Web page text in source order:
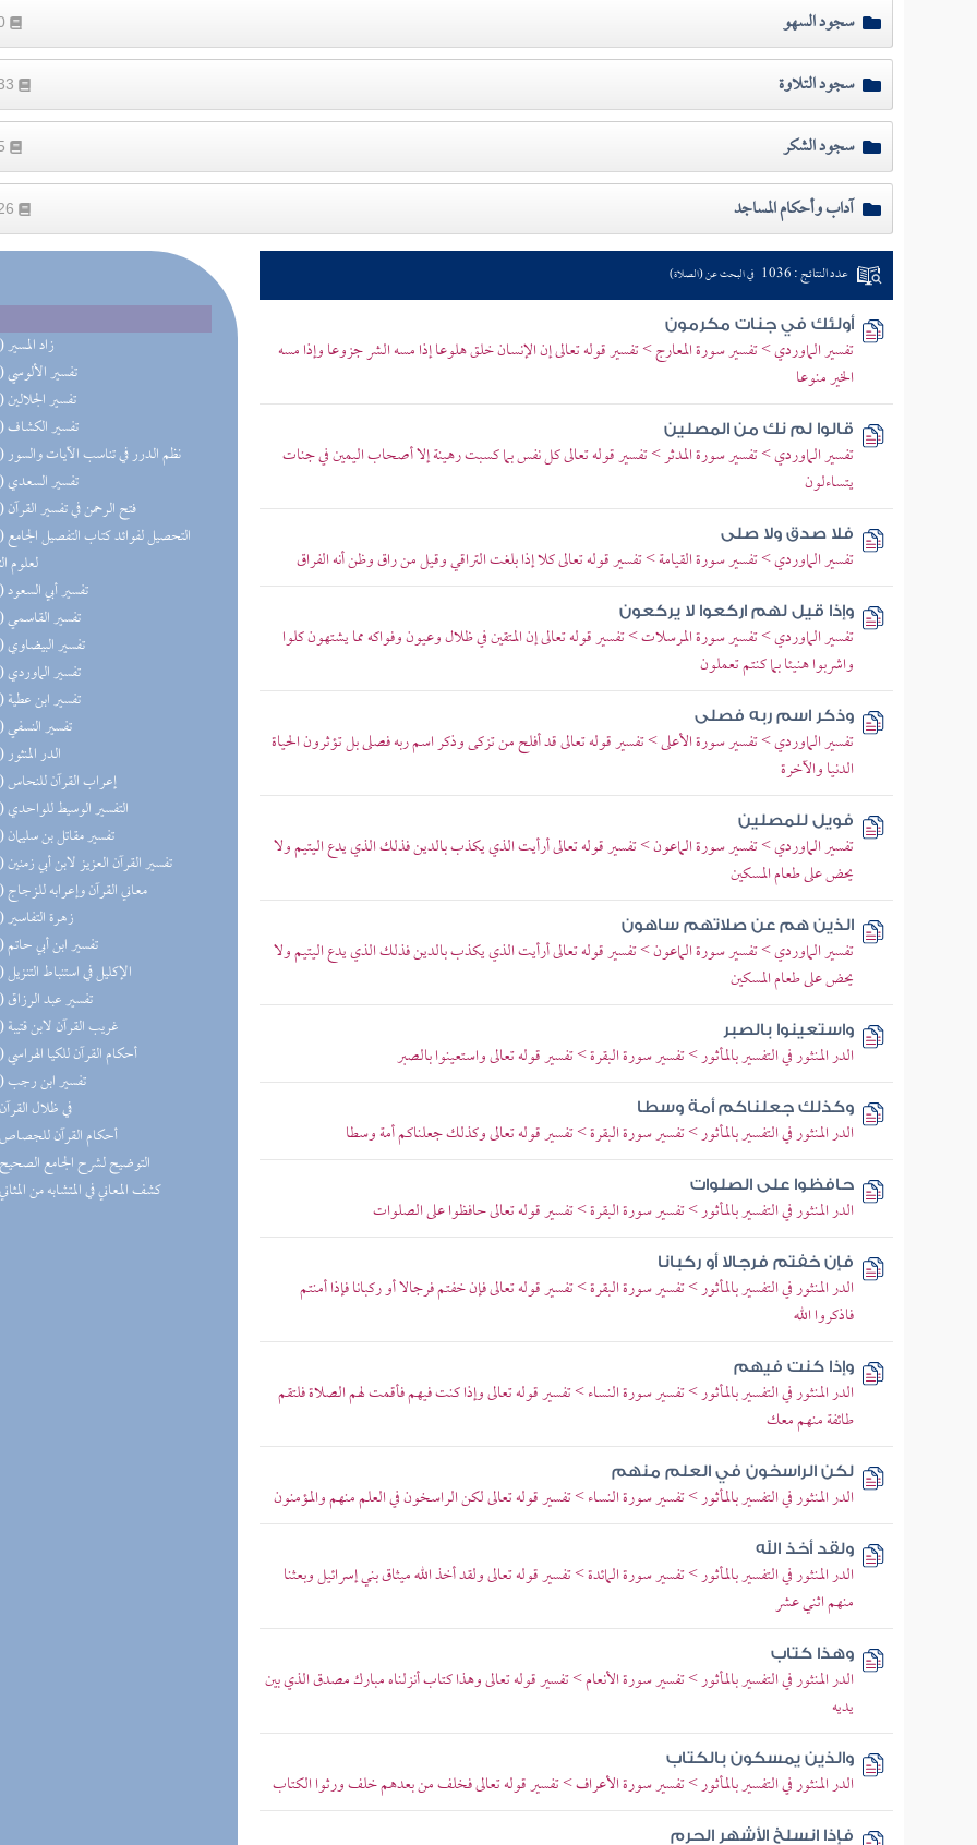
سجود السهو
سجود التلاوة
سجود الشكر
آداب وأحكام المساجد
(56) زاد المسير
(50) تفسير الألوسي
(48) تفسير الجلالين
(48) تفسير الكشاف
(47) نظم الدرر في تناسب الآيات والسور
(47) تفسير السعدي
(47) فتح الرحمن في تفسير القرآن
(47)
لعلوم
(47) تفسير أبي السعود
(47) تفسير القاسمي
(47) تفسير البيضاوي
(47) تفسير الماوردي
(47) تفسير ابن عطية
(47) تفسير النسفي
(43) الدر المنثور
(37) إعراب القرآن للنحاس
(36) التفسير الوسيط للواحدي
(36) تفسير مقاتل بن سليمان
(36) تفسير القرآن العزيز لابن أبي زمنين
(31) معاني القرآن وإعرابه للزجاج
(29) زهرة التفاسير
(19) تفسير ابن أبي حاتم
(18) الإكليل في استنباط التنزيل
(18) تفسير عبد الرزاق
(17) غريب القرآن لابن قتيبة
(14) أحكام القرآن للكيا الهراسي
(11) تفسير ابن رجب
(9) في ظلال
(5) أحكام القرآن
(3) التوضيح لشرح الجامع
(2) كشف المعاني في المتشابه من
عدد النتائج : 1036 في البحث عن (الصلاة)
أولئك في جنات مكرمون
تفسير الماوردي > تفسير سورة المعارج > تفسير قوله تعالى إن الإنسان خلق هلوعا إذا مسه الشر جزوعا وإذا مسه
الخير منوعا
قالوا لم نك من المصلين
تفسير الماوردي > تفسير سورة المدثر > تفسير قوله تعالى كل نفس بما كسبت رهينة إلا أصحاب اليمين في جنات
يتساءلون
فلا صدق ولا صلى
تفسير الماوردي > تفسير سورة القيامة > تفسير قوله تعالى كلا إذا بلغت التراقي وقيل من راق وظن أنه الفراق
وإذا قيل لهم اركعوا لا يركعون
تفسير الماوردي > تفسير سورة المرسلات > تفسير قوله تعالى إن المتقين في ظلال وعيون وفواكه مما يشتهون كلوا
واشربوا هنيئا بما كنتم تعملون
وذكر اسم ربه فصلى
تفسير الماوردي > تفسير سورة الأعلى > تفسير قوله تعالى قد أفلح من تزكى وذكر اسم ربه فصلى بل تؤثرون الحياة
الدنيا والآخرة
فويل للمصلين
تفسير الماوردي > تفسير سورة الماعون > تفسير قوله تعالى أرأيت الذي يكذب بالدين فذلك الذي يدع اليتيم ولا
يحض على طعام المسكين
الذين هم عن صلاتهم ساهون
تفسير الماوردي > تفسير سورة الماعون > تفسير قوله تعالى أرأيت الذي يكذب بالدين فذلك الذي يدع اليتيم ولا
يحض على طعام المسكين
واستعينوا بالصبر
الدر المنثور في التفسير بالمأثور > تفسير سورة البقرة > تفسير قوله تعالى واستعينوا بالصبر
وكذلك جعلناكم أمة وسطا
الدر المنثور في التفسير بالمأثور > تفسير سورة البقرة > تفسير قوله تعالى وكذلك جعلناكم أمة وسطا
حافظوا على الصلوات
الدر المنثور في التفسير بالمأثور > تفسير سورة البقرة > تفسير قوله تعالى حافظوا على الصلوات
فإن خفتم فرجالا أو ركبانا
الدر المنثور في التفسير بالمأثور > تفسير سورة البقرة > تفسير قوله تعالى فإن خفتم فرجالا أو ركبانا فإذا أمنتم
فاذكروا الله
وإذا كنت فيهم
الدر المنثور في التفسير بالمأثور > تفسير سورة النساء > تفسير قوله تعالى وإذا كنت فيهم فأقمت لهم الصلاة فلتقم
طائفة منهم معك
لكن الراسخون في العلم منهم
الدر المنثور في التفسير بالمأثور > تفسير سورة النساء > تفسير قوله تعالى لكن الراسخون في العلم منهم والمؤمنون
ولقد أخذ الله
الدر المنثور في التفسير بالمأثور > تفسير سورة المائدة > تفسير قوله تعالى ولقد أخذ الله ميثاق بني إسرائيل وبعثنا
منهم اثني عشر
وهذا كتاب
الدر المنثور في التفسير بالمأثور > تفسير سورة الأنعام > تفسير قوله تعالى وهذا كتاب أنزلناه مبارك مصدق الذي بين
يديه
والذين يمسكون بالكتاب
الدر المنثور في التفسير بالمأثور > تفسير سورة الأعراف > تفسير قوله تعالى فخلف من بعدهم خلف ورثوا الكتاب
فإذا انسلخ الأشهر الحرم